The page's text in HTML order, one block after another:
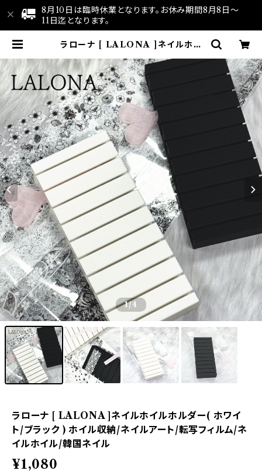
8月10日は臨時休業となります。お休み期間8月8日～
11日迄となります。
ラローナ [ LALONA ]ネイルホイ
イル収納/ネイルアート/転写フィル
ム/ネイルホイル/韓国ネイル | LAL
ONA
1/4
ラローナ [ LALONA ]ネイルホイルホルダー( ホワイ
ト/ブラック ) ホイル収納/ネイルアート/転写フィルム/ネ
イルホイル/韓国ネイル
¥1,080